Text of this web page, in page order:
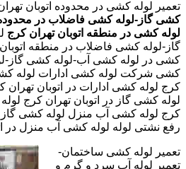
تعمیر لوله کشی در محدوده اتوبان
کشی گاز-لوله کشی فاضلاب در محدوده
لوله کشی در منطقه اتوبان تهران کرج
گاز-لوله کشی فاضلاب در منطقه اتوبان
کشی در لوله کشی آب-لوله کشی گاز-
کشی شرکت لوله کشی ادارات لوله
کرج لوله کشی ادارات در اتوبان تهران
لوله کشی گاز در اتوبان تهران کرج
کرج لوله کشی آب منزل لوله کشی
رفع نشتی لوله لوله کشی آب منزل در
تعمیر لوله کشی ساختمان-
تعمیر لوله آب سرد و گرم و